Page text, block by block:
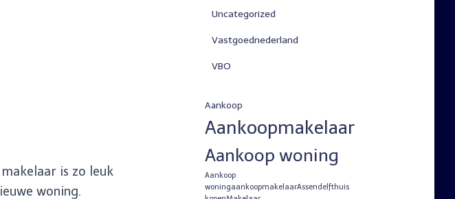
is zo leuk
woning.
Uncategorized
Vastgoednederland
VBO
Aankoop
Aankoopmakelaar
Aankoop woning
Aankoop
woningaankoopmakelaarAssendelfthuis